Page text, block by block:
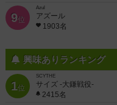
9位
Azul
アズール
1903名
興味ありランキング
1位
SCYTHE
サイズ -大鎌戦役-
2415名